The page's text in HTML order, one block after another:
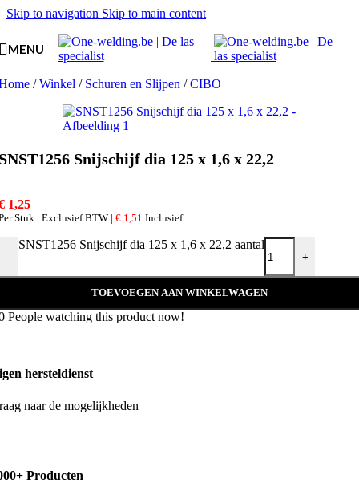
Skip to navigation Skip to main content
MENU
/ Winkel / Schuren en Slijpen / CIBO
Snijschijf dia 125 x 1,6 x 22,2
1,25
Stuk | Exclusief BTW | € 1,51 Inclusief
-
SNST1256 Snijschijf dia 125 x 1,6 x 22,2 aantal
+
TOEVOEGEN AAN WINKELWAGEN
People watching this product now!
hersteldienst
naar de mogelijkheden
Producten